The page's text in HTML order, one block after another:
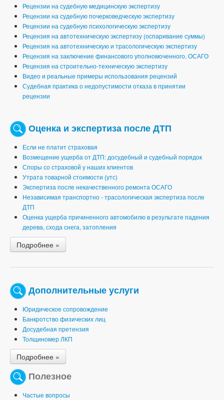
Рецензии на судебную медицинскую экспертизу
Рецензии на судебную почерковедческую экспертизу
Рецензии на судебную психологическую экспертизу
Рецензия на автотехническую экспертизу (оспаривание суммы)
Рецензия на автотехническую и трасологическую экспертизу
Рецензия на заключение финансового уполномоченного, ОСАГО
Рецензия на строительно-техническую экспертизу
Видео и реальные примеры использования рецензий
Судебная практика о недопустимости отказа в принятии
рецензии
Оценка и экспертиза после ДТП
Если не платит страховая
Возмещение ущерба от ДТП: досудебный и судебный порядок
Споры со страховой у наших клиентов
Утрата товарной стоимости (утс)
Экспертиза после некачественного ремонта ОСАГО
Независимая транспортно - трасологическая экспертиза после
ДТП
Оценка ущерба причиненного автомобилю в результате падения
дерева, схода снега, затопления
Подробнее »
Дополнительные услуги
Юридическое сопровождение
Банкротство физических лиц
Досудебная претензия
Толщиномер ЛКП
Подробнее »
Полезное
Частые вопросы